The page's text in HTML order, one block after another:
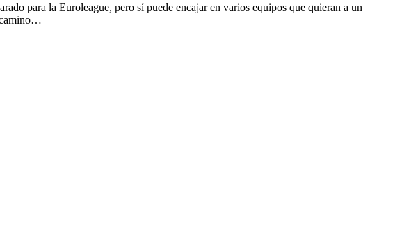
para la Euroleague, pero sí puede encajar en varios equipos que quieran a un
camino…